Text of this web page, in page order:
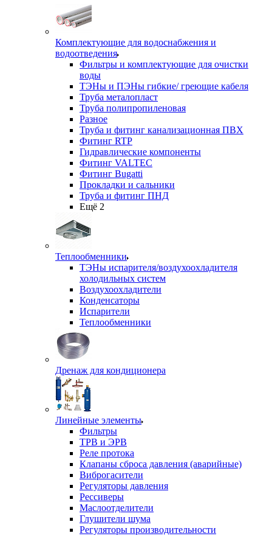
Комплектующие для водоснабжения и
водоотведения
Фильтры и комплектующие для очистки
воды
ТЭНы и ПЭНы гибкие/ греющие кабеля
Труба металопласт
Труба полипропиленовая
Разное
Труба и фитинг канализационная ПВХ
Фитинг RTP
Гидравлические компоненты
Фитинг VALTEC
Фитинг Bugatti
Прокладки и сальники
Труба и фитинг ПНД
Ещё 2
Теплообменники
ТЭНы испарителя/воздухоохладителя
холодильных систем
Воздухоохладители
Конденсаторы
Испарители
Теплообменники
Дренаж для кондиционера
Линейные элементы
Фильтры
ТРВ и ЭРВ
Реле протока
Клапаны сброса давления (аварийные)
Виброгасители
Регуляторы давления
Рессиверы
Маслоотделители
Глушители шума
Регуляторы производительности